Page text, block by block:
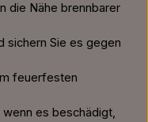
die Nähe brennbarer
sichern Sie es gegen
feuerfesten
wenn es beschädigt,